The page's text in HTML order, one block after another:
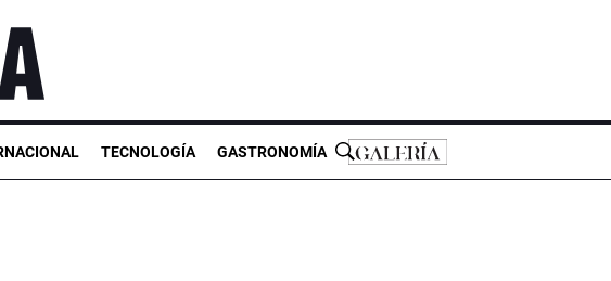
TECNOLOGÍA GASTRONOMÍA